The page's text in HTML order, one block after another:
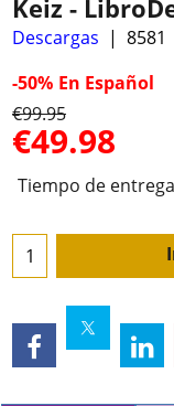
Keiz -
Descargas
8581
-50% En Español
€99.95
€49.98
Tiempo de